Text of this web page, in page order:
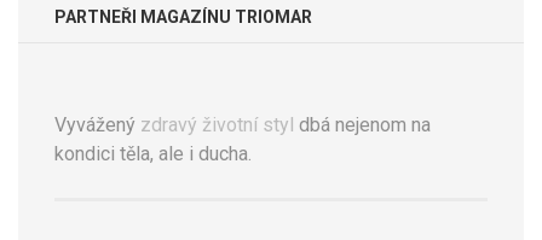
PARTNEŘI MAGAZÍNU TRIOMAR
Vyvážený zdravý životní styl dbá nejenom na
kondici těla, ale i ducha.